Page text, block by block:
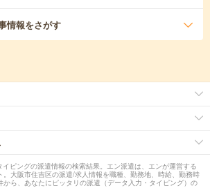
情報をさがす
ピングの派遣情報の検索結果。エン派遣は、エンが運営する
。大阪市住吉区の派遣/求人情報を職種、勤務地、時給、勤務時
ら、あなたにピッタリの派遣（データ入力・タイピング）の